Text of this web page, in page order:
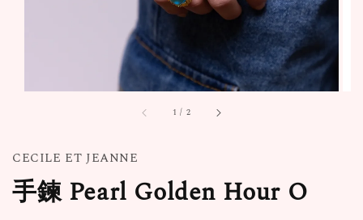
1 / 2
CECILE ET JEANNE
手鍊 Pearl Golden Hour O